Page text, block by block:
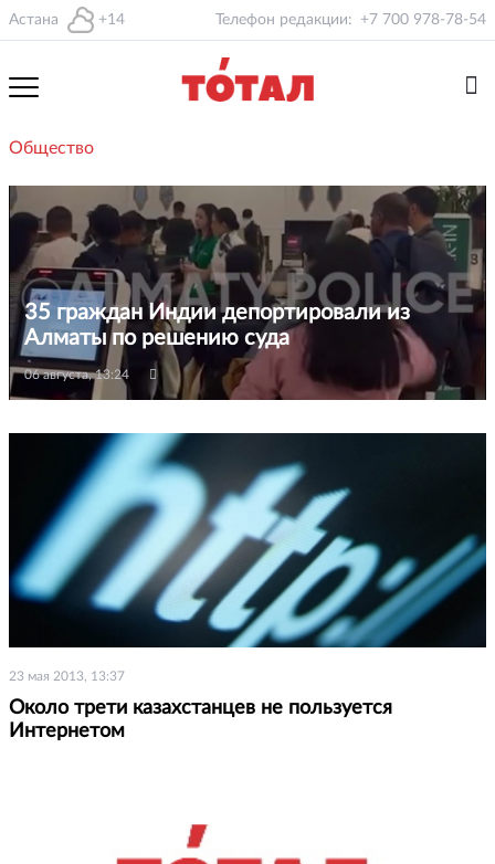
Астана +14 Телефон редакции: +7 700 978-78-54
Общество
35 граждан Индии депортировали из
Алматы по решению суда
06 августа, 13:24
23 мая 2013, 13:37
Около трети казахстанцев не пользуется
Интернетом